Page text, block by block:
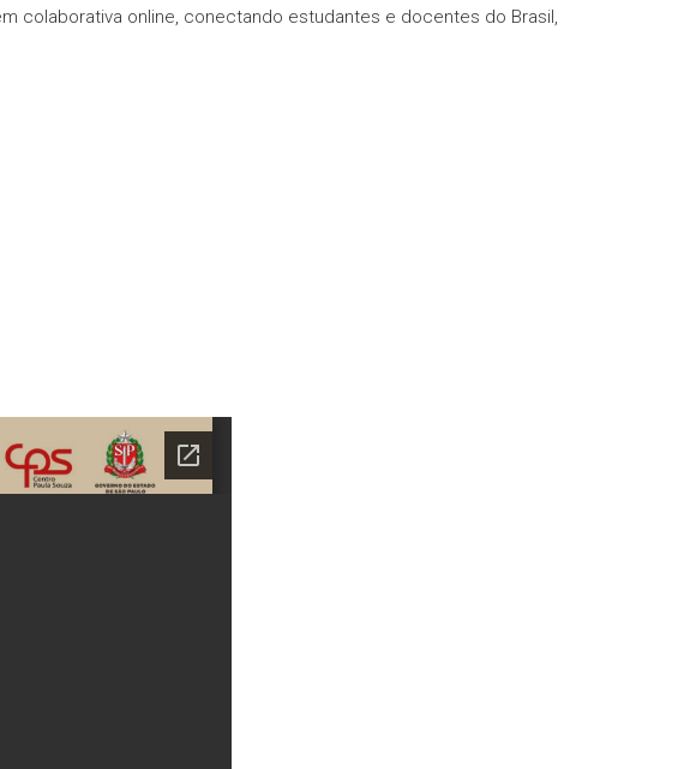
colaborativa online, conectando estudantes e docentes do Brasil,